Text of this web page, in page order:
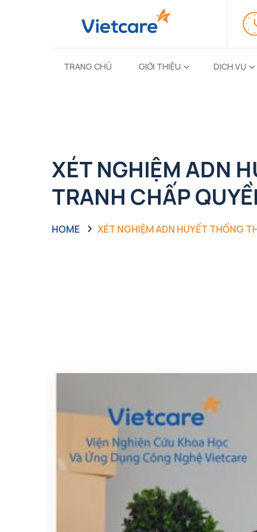
TRANG CHỦ GIỚI THIỆU DỊCH VỤ
XÉT NGHIỆM ADN
TRANH CHẤP
HOME XÉT NGHIỆM ADN HUYẾT THỐNG